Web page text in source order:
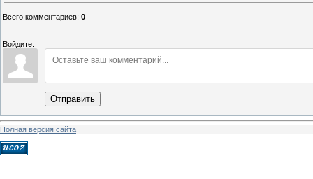
Всего комментариев: 0
Войдите:
Отправить
Полная версия сайта